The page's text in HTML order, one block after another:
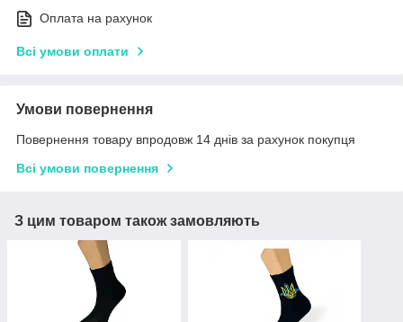
Оплата на рахунок
Всі умови оплати
Умови повернення
Повернення товару впродовж 14 днів за рахунок покупця
Всі умови повернення
З цим товаром також замовляють